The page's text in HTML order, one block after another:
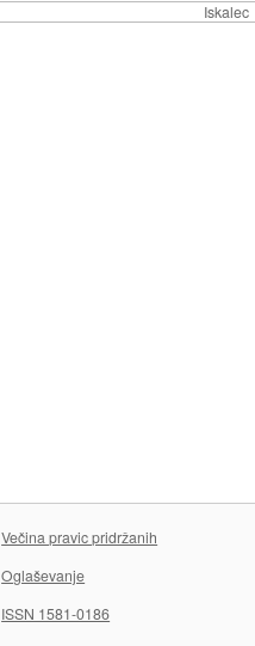
Iskalec
Večina pravic pridržanih
Oglaševanje
ISSN 1581-0186